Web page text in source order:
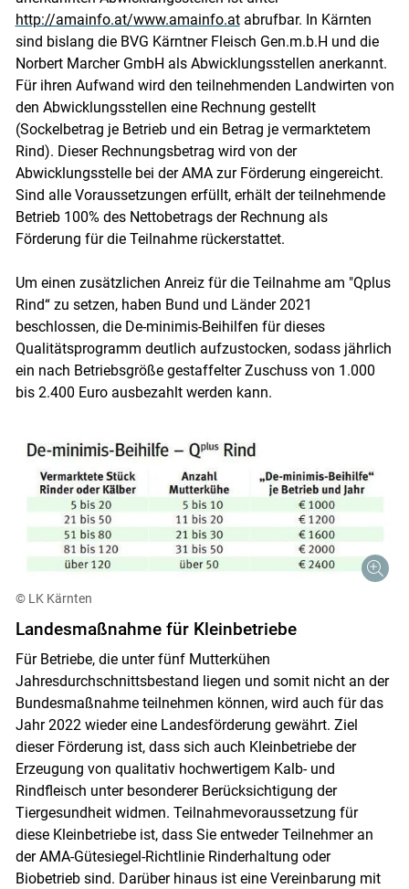
http://amainfo.at/www.amainfo.atabrufbar. In Kärnten
sind bislang die BVG Kärntner Fleisch Gen.m.b.H und die
Norbert Marcher GmbH als Abwicklungsstellen anerkannt.
Für ihren Aufwand wird den teilnehmenden Landwirten von
den Abwicklungsstellen eine Rechnung gestellt
(Sockelbetrag je Betrieb und ein Betrag je vermarktetem
Rind). Dieser Rechnungsbetrag wird von der
Abwicklungsstelle bei der AMA zur Förderung eingereicht.
Sind alle Voraussetzungen erfüllt, erhält der teilnehmende
Betrieb 100% des Nettobetrags der Rechnung als
Förderung für die Teilnahme rückerstattet.
Um einen zusätzlichen Anreiz für die Teilnahme am "Qplus
Rind“ zu setzen, haben Bund und Länder 2021
beschlossen, die De-minimis-Beihilfen für dieses
Qualitätsprogramm deutlich aufzustocken, sodass jährlich
ein nach Betriebsgröße gestaffelter Zuschuss von 1.000
bis 2.400 Euro ausbezahlt werden kann.
© LK Kärnten
Landesmaßnahme für Kleinbetriebe
Für Betriebe, die unter fünf Mutterkühen
Jahresdurchschnittsbestand liegen und somit nicht an der
Bundesmaßnahme teilnehmen können, wird auch für das
Jahr 2022 wieder eine Landesförderung gewährt. Ziel
dieser Förderung ist, dass sich auch Kleinbetriebe der
Erzeugung von qualitativ hochwertigem Kalb- und
Rindfleisch unter besonderer Berücksichtigung der
Tiergesundheit widmen. Teilnahmevoraussetzung für
diese Kleinbetriebe ist, dass Sie entweder Teilnehmer an
der AMA-Gütesiegel-Richtlinie Rinderhaltung oder
Biobetrieb sind. Darüber hinaus ist eine Vereinbarung mit